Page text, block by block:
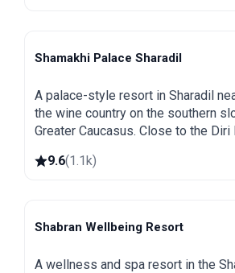
Shamakhi
Shamakhi Palace Sharadil
A palace-style resort in Sharadil
the wine country on the southern
Greater Caucasus. Close to the Diri
Pirqulu forests.
9.6(1.1k)
Shabran
Shabran Wellbeing Resort
A wellness and spa resort in the